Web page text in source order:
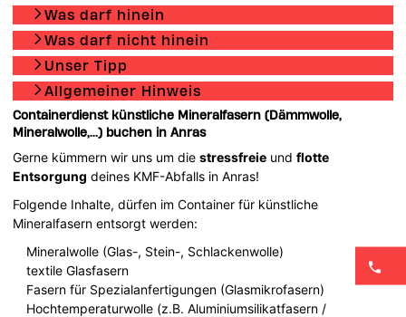
Was darf hinein
Was darf nicht hinein
Unser Tipp
Allgemeiner Hinweis
Containerdienst künstliche Mineralfasern (Dämmwolle,
Mineralwolle,...) buchen in Anras
Gerne kümmern wir uns um diestressfreie undflotte
Entsorgung deines KMF-Abfalls in Anras!
Folgende Inhalte, dürfen im Container für künstliche
Mineralfasern entsorgt werden:
Mineralwolle (Glas-, Stein-, Schlackenwolle)
textile Glasfasern
Fasern für Spezialanfertigungen (Glasmikrofasern)
Hochtemperaturwolle (z.B. Aluminiumsilikatfasern /